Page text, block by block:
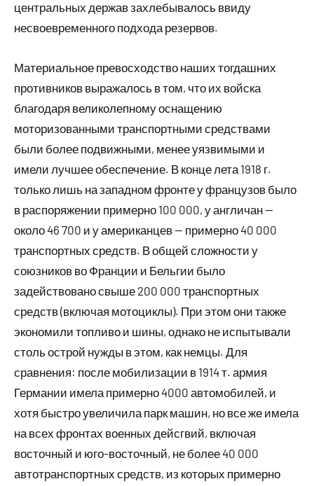
центральных держав захлебывалось ввиду
несвоевременного подхода резервов.
Материальное превосходство наших тогдашних
противников выражалось в том, что их войска
благодаря великолепному оснащению
моторизованными транспортными средствами
были более подвижными, менее уязвимыми и
имели лучшее обеспечение. В конце лета 1918 г.
только лишь на западном фронте у французов было
в распоряжении примерно 100 000, у англичан —
около 46 700 и у американцев — примерно 40 000
транспортных средств. В общей сложности у
союзников во Франции и Бельгии было
задействовано свыше 200 000 транспортных
средств (включая мотоциклы). При этом они также
экономили топливо и шины, однако не испытывали
столь острой нужды в этом, как немцы. Для
сравнения: после мобилизации в 1914 т. армия
Германии имела примерно 4000 автомобилей, и
хотя быстро увеличила парк машин, но все же имела
на всех фронтах военных дейсгвий, включая
восточный и юго-восточный, не более 40 000
автотранспортных средств, из которых примерно